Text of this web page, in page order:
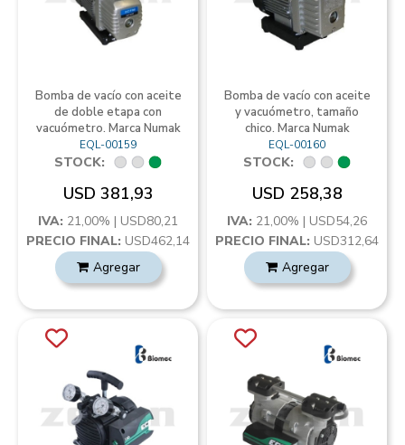
Bomba de vacío con aceite
de doble etapa con
vacuómetro. Marca Numak
EQL-00159
STOCK:
USD 381,93
IVA: 21,00% | USD80,21
PRECIO FINAL: USD462,14
Agregar
Bomba de vacío con aceite
y vacuómetro, tamaño
chico. Marca Numak
EQL-00160
STOCK:
USD 258,38
IVA: 21,00% | USD54,26
PRECIO FINAL: USD312,64
Agregar